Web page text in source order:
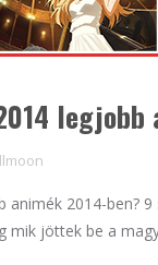
legjobb
animék 2014-ben?
mik jöttek be a